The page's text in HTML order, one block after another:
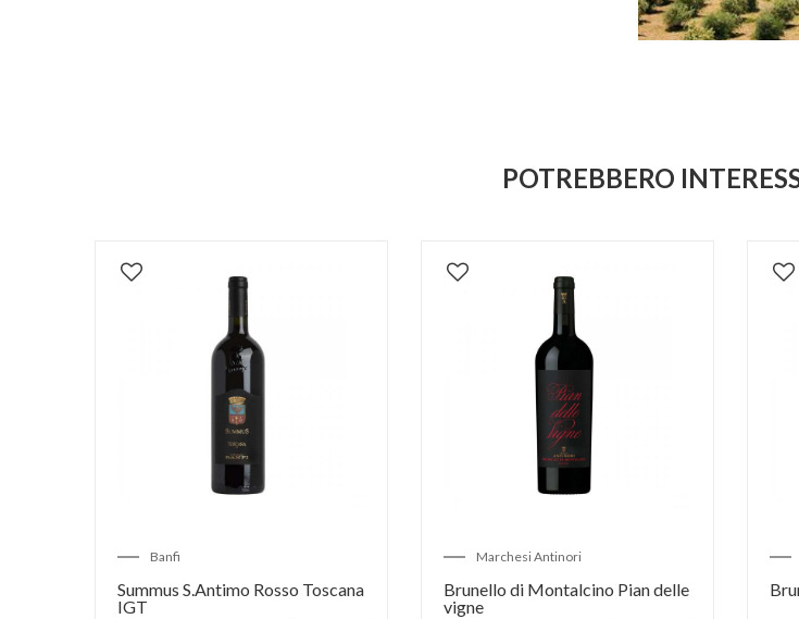
POTREBBERO
Banfi
Summus S.Antimo Rosso Toscana
IGT
Marchesi Antinori
Brunello di Montalcino Pian delle
vigne